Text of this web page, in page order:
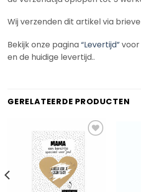
Wij verzenden dit artikel via
Bekijk onze pagina“Levertijd”
en de huidige levertijd..
GERELATEERDE PRODUCTEN
Add to
Wishlist